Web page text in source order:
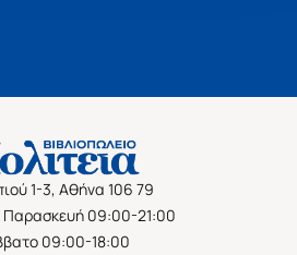
1-3, Αθήνα 106 79
Παρασκευή 09:00-21:00
09:00-18:00